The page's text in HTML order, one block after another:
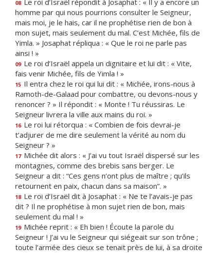
08 Le roi d’Israël répondit à Josaphat : « Il y a encore un
homme par qui nous pourrions consulter le Seigneur,
mais moi, je le hais, car il ne prophétise rien de bon à
mon sujet, mais seulement du mal. C’est Michée, fils de
Yimla. » Josaphat répliqua : « Que le roi ne parle pas
ainsi ! »
09 Le roi d’Israël appela un dignitaire et lui dit : « Vite,
fais venir Michée, fils de Yimla ! »
15 Il entra chez le roi qui lui dit : « Michée, irons-nous à
Ramoth-de-Galaad pour combattre, ou devons-nous y
renoncer ? » Il répondit : « Monte ! Tu réussiras. Le
Seigneur livrera la ville aux mains du roi. »
16 Le roi lui rétorqua : « Combien de fois devrai-je
t’adjurer de me dire seulement la vérité au nom du
Seigneur ? »
17 Michée dit alors : « J’ai vu tout Israël dispersé sur les
montagnes, comme des brebis sans berger. Le
Seigneur a dit : “Ces gens n’ont plus de maître ; qu’ils
retournent en paix, chacun dans sa maison”. »
18 Le roi d’Israël dit à Josaphat : « Ne te l’avais-je pas
dit ? Il ne prophétise à mon sujet rien de bon, mais
seulement du mal ! »
19 Michée reprit : « Eh bien ! Écoute la parole du
Seigneur ! J’ai vu le Seigneur qui siégeait sur son trône ;
toute l’armée des cieux se tenait près de lui, à sa droite